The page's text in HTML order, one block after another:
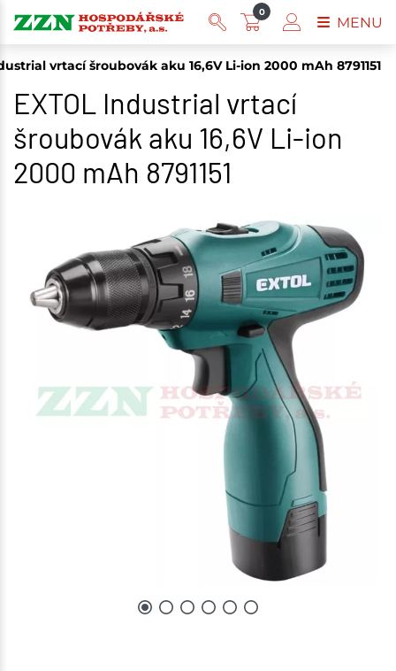
vrtací šroubovák aku 16,6V Li-ion 2000 mAh 8791151
EXTOL Industrial vrtací
šroubovák aku 16,6V Li-ion
2000 mAh 8791151
0
MENU